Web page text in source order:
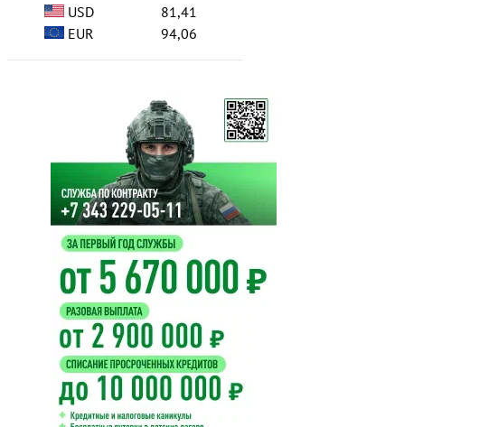
USD
81,41
EUR
94,06